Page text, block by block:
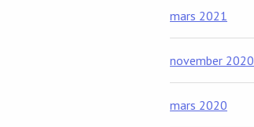
mars 2021
november 2020
mars 2020